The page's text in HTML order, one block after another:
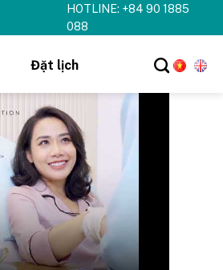
HOTLINE: +84 90 1885
088
Đặt lịch